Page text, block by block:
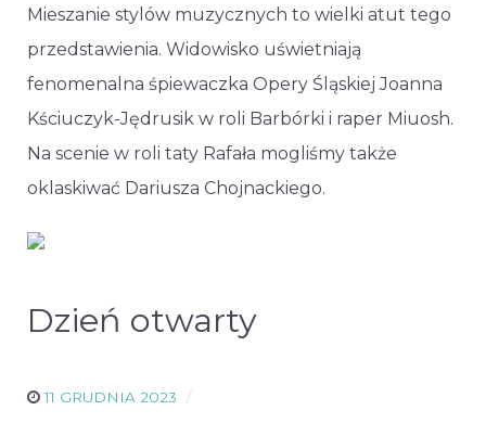
Mieszanie stylów muzycznych to wielki atut tego
przedstawienia. Widowisko uświetniają
fenomenalna śpiewaczka Opery Śląskiej Joanna
Kściuczyk-Jędrusik w roli Barbórki i raper Miuosh.
Na scenie w roli taty Rafała mogliśmy także
oklaskiwać Dariusza Chojnackiego.
Dzień otwarty
11 GRUDNIA 2023